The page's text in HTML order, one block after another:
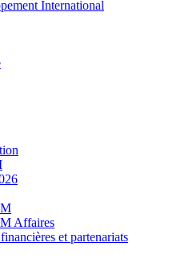
International
Affaires
et partenariats